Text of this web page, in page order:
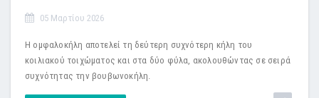
05 Μαρτίου 2026
Η ομφαλοκήλη αποτελεί τη δεύτερη συχνότερη κήλη του
κοιλιακού τοιχώματος και στα δύο φύλα, ακολουθώντας σε σειρά
συχνότητας την βουβωνοκήλη.